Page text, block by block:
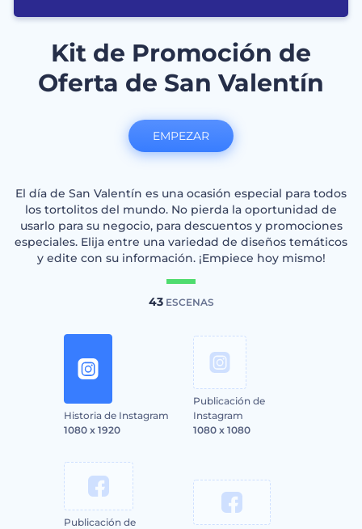
Kit de Promoción de
Oferta de San Valentín
El día de San Valentín es una ocasión especial para todos
los tortolitos del mundo. No pierda la oportunidad de
usarlo para su negocio, para descuentos y promociones
especiales. Elija entre una variedad de diseños temáticos
y edite con su información. ¡Empiece hoy mismo!
43ESCENAS
Historia de Instagram
1080 x 1920
Publicación de
Instagram
1080 x 1080
Publicación de
EMPEZAR